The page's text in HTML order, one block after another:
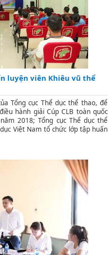
luyện viên Khiêu vũ thể
Tổng cục Thể dục thể thao, để
hành giải Cúp CLB toàn quốc
2018; Tổng cục Thể dục thể
Việt Nam tổ chức lớp tập huấn